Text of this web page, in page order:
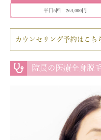
平日5回 264,000円
カウンセリング予約はこち
院長の医療全身脱